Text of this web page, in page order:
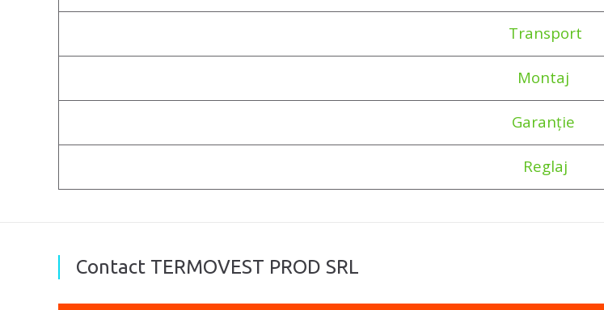
Transport
Montaj
Garanție
Reglaj
Contact TERMOVEST PROD SRL